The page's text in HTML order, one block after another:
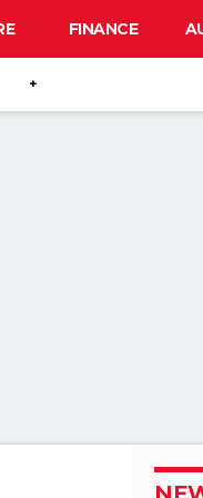
FINANCE
+